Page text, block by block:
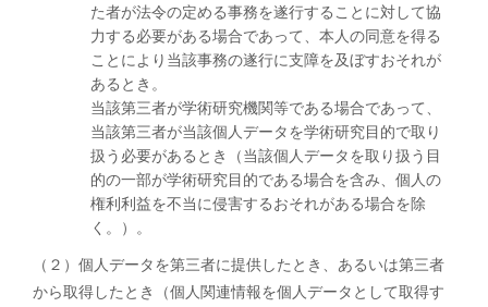
た者が法令の定める事務を遂行することに対して協
力する必要がある場合であって、本人の同意を得る
ことにより当該事務の遂行に支障を及ぼすおそれが
あるとき。
当該第三者が学術研究機関等である場合であって、
当該第三者が当該個人データを学術研究目的で取り
扱う必要があるとき（当該個人データを取り扱う目
的の一部が学術研究目的である場合を含み、個人の
権利利益を不当に侵害するおそれがある場合を除
く。）。
（２）個人データを第三者に提供したとき、あるいは第三者
から取得したとき（個人関連情報を個人データとして取得す